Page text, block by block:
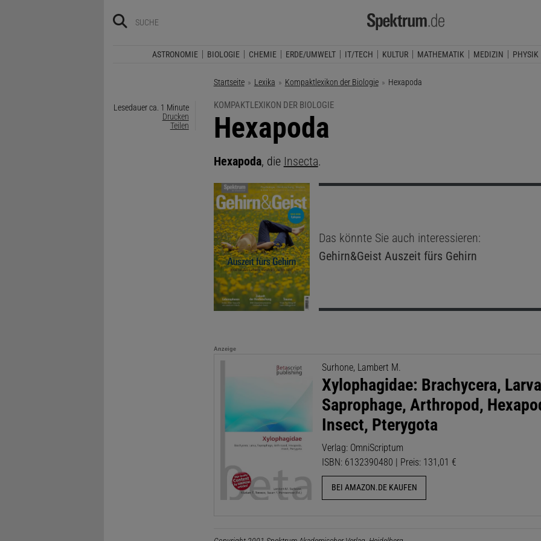
ASTRONOMIE BIOLOGIE CHEMIE ERDE/UMWELT IT/TECH KULTUR MATHEMATIK MEDIZIN PHYSIK
Startseite Lexika Kompaktlexikon der Biologie Aktuelle Seite:
Hexapoda
Lesedauer ca. 1 Minute
Drucken
Teilen
KOMPAKTLEXIKON DER BIOLOGIE
:
Hexapoda
Hexapoda, die Insecta.
Das könnte Sie auch interessieren:
Gehirn&Geist Auszeit fürs Gehirn
Anzeige
Surhone, Lambert M.
Xylophagidae: Brachycera,
Saprophage, Arthropod,
Insect, Pterygota
Verlag: OmniScriptum
ISBN: 6132390480 | Preis: 131,01 €
BEI AMAZON.DE KAUFEN